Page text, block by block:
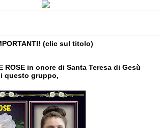
(clic sul titolo)
ROSE in onore di Santa Teresa di Gesù
questo gruppo,